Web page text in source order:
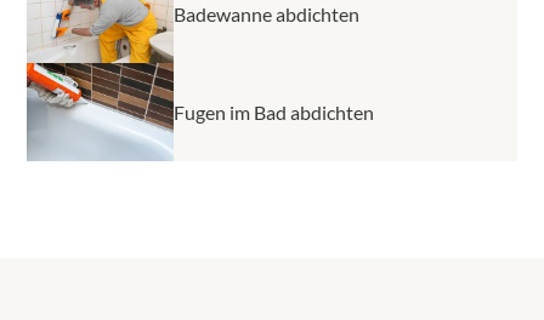
Badewanne abdichten
Fugen im Bad abdichten